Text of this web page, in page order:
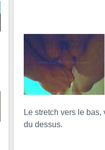
Le stretch vers le bas,
du dessus.